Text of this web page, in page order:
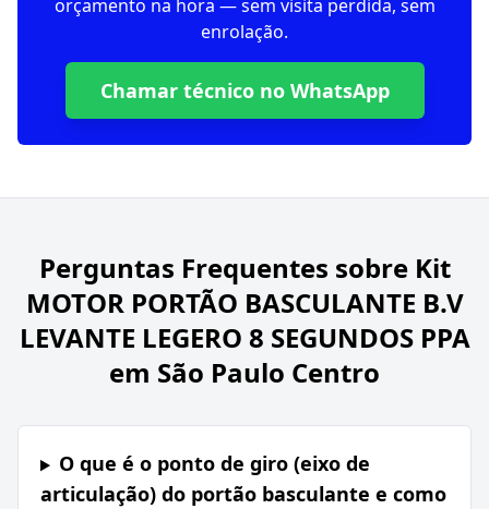
orçamento na hora — sem visita perdida, sem
enrolação.
Chamar técnico no WhatsApp
Perguntas Frequentes sobre Kit
MOTOR PORTÃO BASCULANTE B.V
LEVANTE LEGERO 8 SEGUNDOS PPA
em São Paulo Centro
O que é o ponto de giro (eixo de
articulação) do portão basculante e como